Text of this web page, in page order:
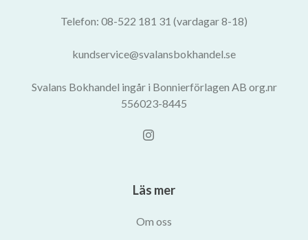
Telefon: 08-522 181 31 (vardagar 8-18)
kundservice@svalansbokhandel.se
Svalans Bokhandel ingår i Bonnierförlagen AB org.nr
556023-8445
Läs mer
Om oss